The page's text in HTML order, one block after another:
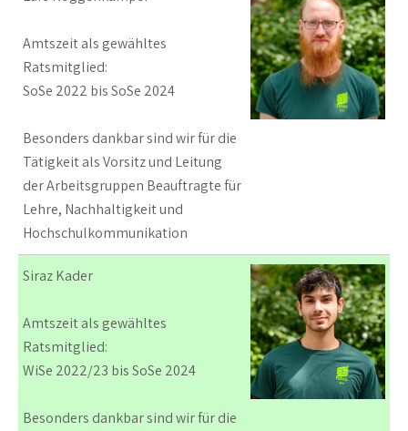
Amtszeit als gewähltes
Ratsmitglied:
SoSe 2022 bis SoSe 2024
Besonders dankbar sind wir für die
Tätigkeit als Vorsitz und Leitung
der Arbeitsgruppen Beauftragte für
Lehre, Nachhaltigkeit und
Hochschulkommunikation
Siraz Kader
Amtszeit als gewähltes
Ratsmitglied:
WiSe 2022/23 bis SoSe 2024
Besonders dankbar sind wir für die